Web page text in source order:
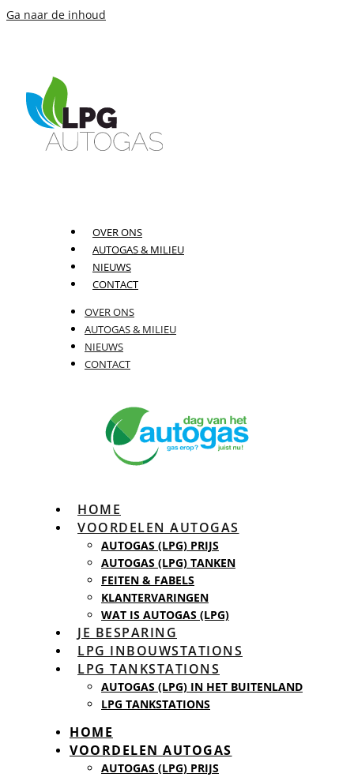
Ga naar de inhoud
OVER ONS
AUTOGAS & MILIEU
NIEUWS
CONTACT
OVER ONS
AUTOGAS & MILIEU
NIEUWS
CONTACT
HOME
VOORDELEN AUTOGAS
AUTOGAS (LPG) PRIJS
AUTOGAS (LPG) TANKEN
FEITEN & FABELS
KLANTERVARINGEN
WAT IS AUTOGAS (LPG)
JE BESPARING
LPG INBOUWSTATIONS
LPG TANKSTATIONS
AUTOGAS (LPG) IN HET BUITENLAND
LPG TANKSTATIONS
HOME
VOORDELEN AUTOGAS
AUTOGAS (LPG) PRIJS